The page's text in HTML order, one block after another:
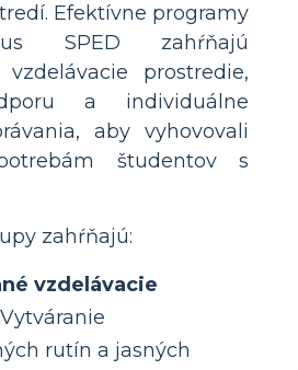
Efektívne programy
SPED zahŕňajú
prostredie,
a individuálne
aby vyhovovali
študentov s
zahŕňajú:
vzdelávacie
Vytváranie
rutín a jasných